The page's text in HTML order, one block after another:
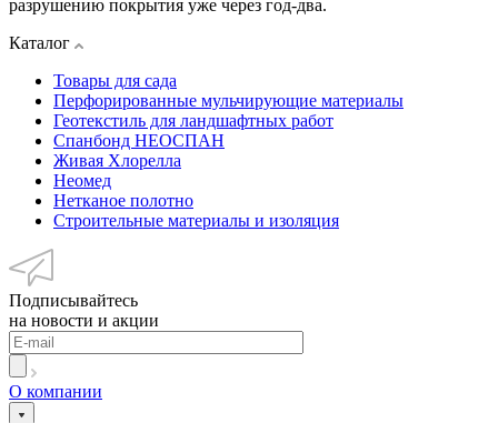
разрушению покрытия уже через год-два.
Каталог
Товары для сада
Перфорированные мульчирующие материалы
Геотекстиль для ландшафтных работ
Спанбонд НЕОСПАН
Живая Хлорелла
Нeомед
Нетканое полотно
Строительные материалы и изоляция
Подписывайтесь
на новости и акции
О компании